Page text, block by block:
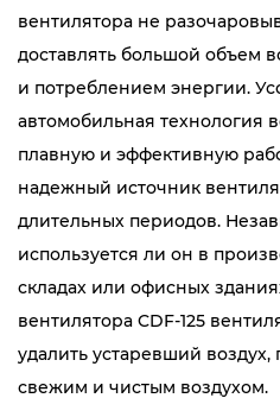
вентилятора не
доставлять большой объем
и потреблением энергии.
автомобильная технология
плавную и эффективную
надежный источник
длительных периодов.
используется ли он в
складах или офисных
вентилятора CDF-125
удалить устаревший
свежим и чистым воздухом.